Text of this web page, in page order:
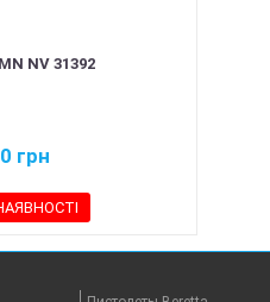
NV 31392
грн